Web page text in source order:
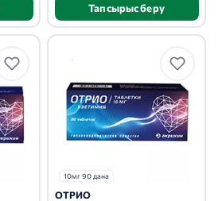
Тапсырыс беру
10мг 90 дана
ОТРИО